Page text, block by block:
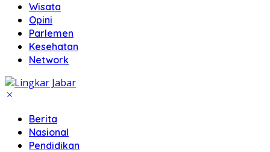
Wisata
Opini
Parlemen
Kesehatan
Network
Berita
Nasional
Pendidikan